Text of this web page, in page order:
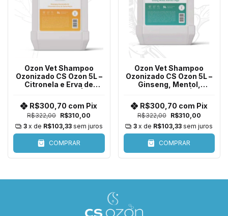
Ozon Vet Shampoo
Ozonizado CS Ozon 5L –
Citronela e Erva de
Embalagem Econômica
para Todas as Espécies
R$322,00 R$310,00
R$300,70 com Pix
3 x de R$103,33 sem juros
COMPRAR
Ozon Vet Shampoo
Ozonizado CS Ozon 5L –
Ginseng, Mentol,
Revitalizante e
Refrescante |
Embalagem Econômica
para Todas as Espéc
R$322,00 R$310,00
R$300,70 com Pix
3 x de R$103,33 sem juros
COMPRAR